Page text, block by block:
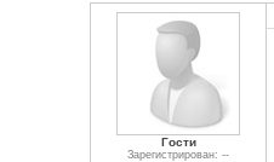
Гости
Зарегистрирован: --